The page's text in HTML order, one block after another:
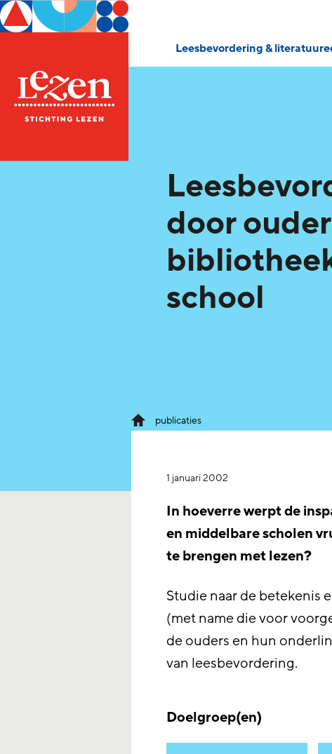
Leesbevordering &
door
school
publicaties
1 januari 2002
In hoeverre werpt de
en middelbare scholen
te brengen met lezen?
Studie naar de betekenis
(met name die voor
de ouders en hun
van leesbevordering.
Doelgroep(en)